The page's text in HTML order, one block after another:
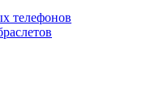
телефонов